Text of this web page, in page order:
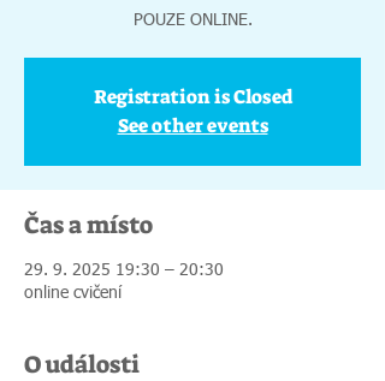
POUZE ONLINE.
Registration is Closed
See other events
Čas a místo
29. 9. 2025 19:30 – 20:30
online cvičení
O události